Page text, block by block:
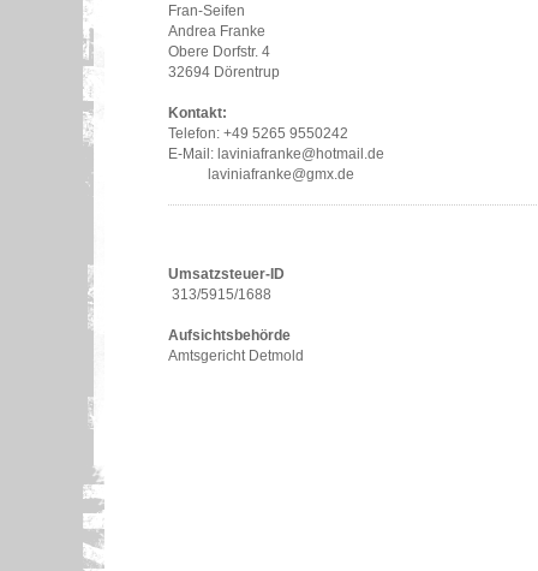
Fran-Seifen
Andrea Franke
Obere Dorfstr. 4
32694 Dörentrup
Kontakt:
Telefon: +49 5265 9550242
E-Mail: laviniafranke@hotmail.de
laviniafranke@gmx.de
Umsatzsteuer-ID
313/5915/1688
Aufsichtsbehörde
Amtsgericht Detmold